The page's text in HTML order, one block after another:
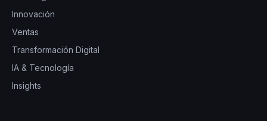
Innovación
Ventas
Transformación Digital
IA & Tecnología
Insights